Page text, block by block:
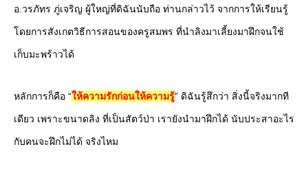
อ.วรภัทร ภู่เจริญ ผู้ใหญ่ที่ดิฉันนับถือ ท่านกล่าวไว้ จากการให้เรียนรู้
โดยการสังเกตวิธีการสอนของครูสมพร ที่นำลิงมาเลี้ยงมาฝึกจนใช้
เก็บมะพร้าวได้
หลักการก็คือ “ให้ความรักก่อนให้ความรู้” ดิฉันรู้สึกว่า สิ่งนี้จริงมากที
เดียว เพราะขนาดลิง ที่เป็นสัตว์ป่า เรายังนำมาฝึกได้ นับประสาอะไร
กับคนจะฝึกไม่ได้ จริงไหม